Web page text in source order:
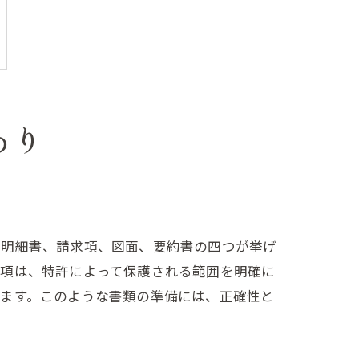
細書、請求項、図面、要約書の四つが挙げ
は、特許によって保護される範囲を明確に
す。このような書類の準備には、正確性と